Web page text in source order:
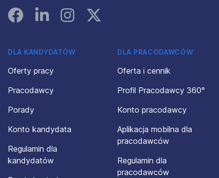
FacebookLinked InInstagramInstagram
DLA KANDYDATÓW
Oferty pracy
Pracodawcy
Porady
Konto kandydata
Regulamin dla
kandydatów
DLA PRACODAWCÓW
Oferta i cennik
Profil Pracodawcy 360°
Konto pracodawcy
Aplikacja mobilna dla
pracodawców
Regulamin dla
pracodawców